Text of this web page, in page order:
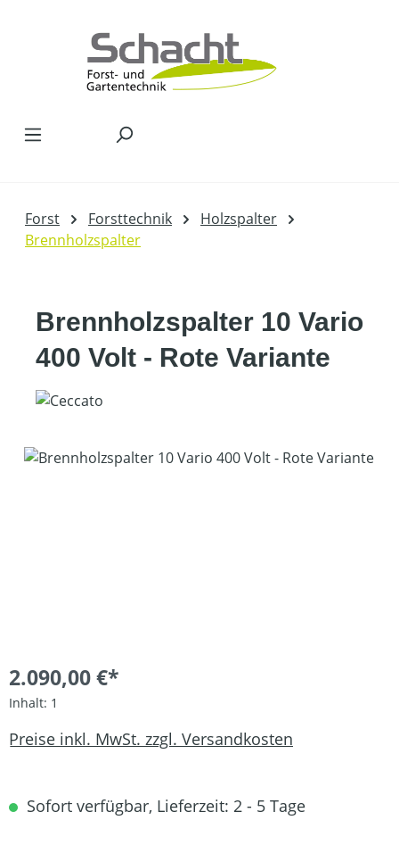
Forst Forsttechnik
Holzspalter
Brennholzspalter
Brennholzspalter 10 Vario
400 Volt - Rote Variante
Bildergalerie überspringen
2.090,00 €*
Inhalt: 1
Preise inkl. MwSt. zzgl. Versandkosten
Sofort verfügbar, Lieferzeit: 2 - 5 Tage